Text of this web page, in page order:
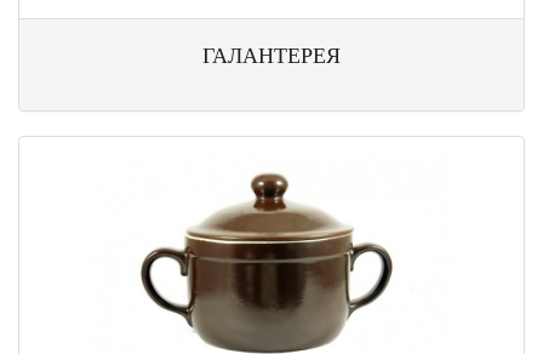
ГАЛАНТЕРЕЯ